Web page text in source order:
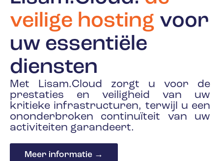
veilige hosting voor
uw essentiële
diensten
Met Lisam.Cloud zorgt u voor de
prestaties en veiligheid van uw
kritieke infrastructuren, terwijl u een
ononderbroken continuïteit van uw
activiteiten garandeert.
Meer informatie →